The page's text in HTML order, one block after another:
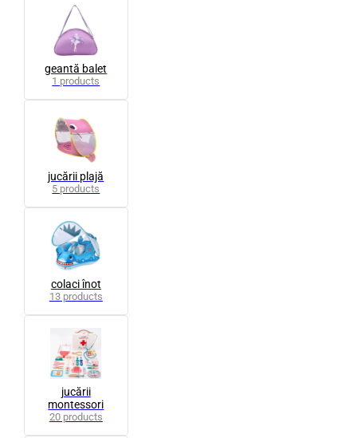
geantă balet
1 products
jucării plajă
5 products
colaci înot
13 products
jucării
montessori
20 products